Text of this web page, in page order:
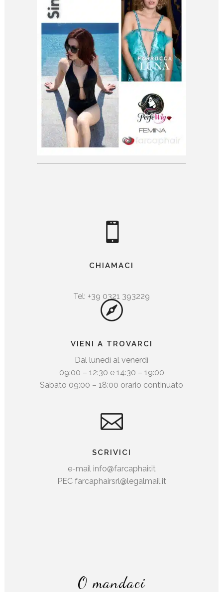
CHIAMACI
Tel: +39 0321 393229
VIENI A TROVARCI
Dal lunedì al venerdì
09:00 – 12:30 e 14:30 – 19:00
Sabato 09:00 – 18:00 orario continuato
SCRIVICI
e-mail info@farcaphair.it
PEC farcaphairsrl@legalmail.it
O mandaci